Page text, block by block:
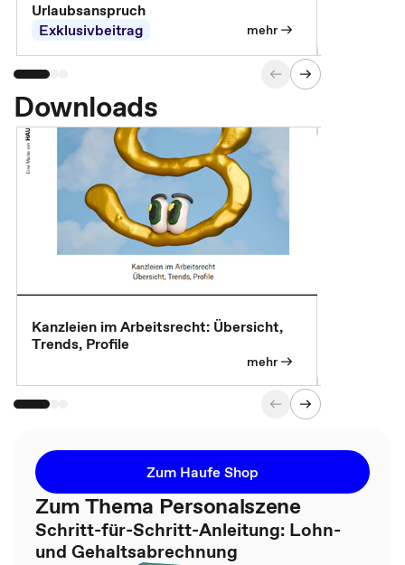
Urlaubsanspruch
Exklusivbeitrag
mehr
Downloads
Kanzleien im Arbeitsrecht: Übersicht,
Trends, Profile
mehr
Zum Haufe Shop
Zum Thema Personalszene
Schritt-für-Schritt-Anleitung: Lohn-
und Gehaltsabrechnung